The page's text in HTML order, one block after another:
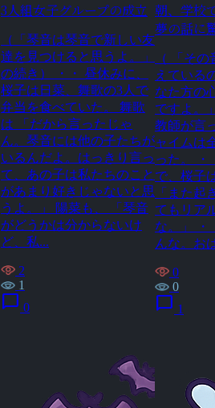
3人組女子グループの成立
（「琴音は琴音で新しい友
達を見つけると思うよ。」
の続き） ・・ 昼休みに、
桜子は日菜、舞歌の3人で
弁当を食べていた。 舞歌
は 「だから言ったじゃ
ん。琴音には他の子たちが
いるんだよ。はっきり言っ
て、あの子は私たちのこと
があまり好きじゃないと思
うよ。」 陽菜も、 「琴音
がどうかは分からないけ
ど、私...
2
1
chat_bubble 0
朝、学校
夢の話に
（ 「そ
えている
なた方の
ですよ。
教師が言
ャイムは
った。 ・
で、桜子
「また起
てもリア
な。」 ・
んな。お
0
0
chat_bubble 1